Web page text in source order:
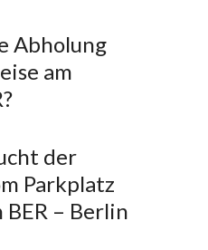
Abholung
am
der
Parkplatz
– Berlin